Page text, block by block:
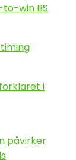
win BS
i